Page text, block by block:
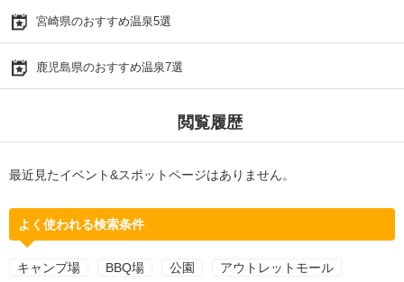
宮崎県のおすすめ温泉5選
鹿児島県のおすすめ温泉7選
閲覧履歴
最近見たイベント&スポットページはありません。
よく使われる検索条件
キャンプ場 BBQ場 公園 アウトレットモール